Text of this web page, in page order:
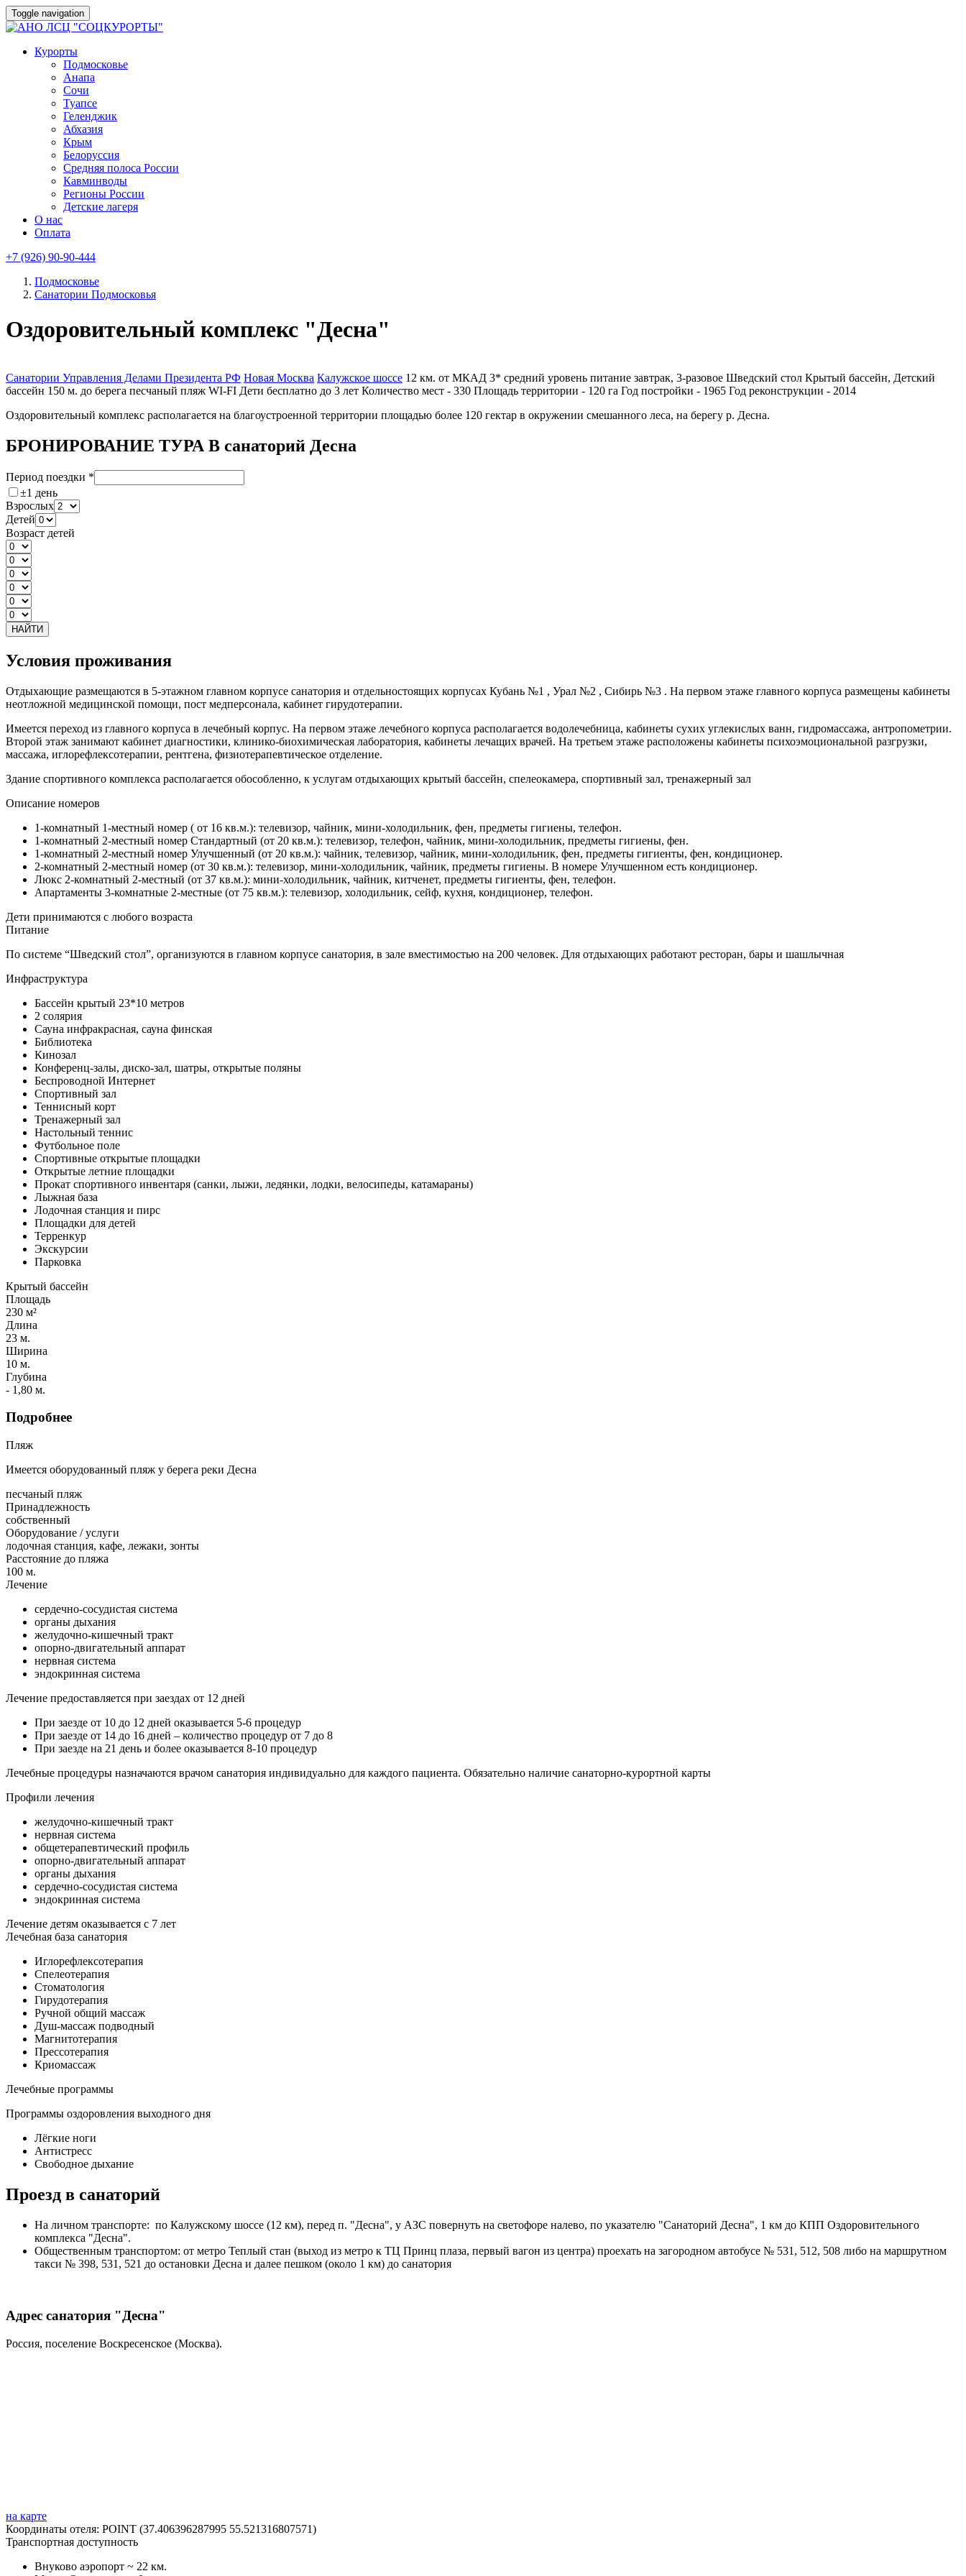
Toggle navigation
Курорты
Подмосковье
Анапа
Сочи
Туапсе
Геленджик
Абхазия
Крым
Белоруссия
Средняя полоса России
Кавминводы
Регионы России
Детские лагеря
О нас
Оплата
+7 (926) 90-90-444
Подмосковье
Санатории Подмосковья
Оздоровительный комплекс "Десна"
Санатории Управления Делами Президента РФ Новая Москва Калужское шоссе 12 км. от МКАД 3* средний уровень питание завтрак, 3-разовое Шведский стол Крытый бассейн, Детский
бассейн 150 м. до берега песчаный пляж WI-FI Дети бесплатно до 3 лет Количество мест - 330 Площадь территории - 120 га Год постройки - 1965 Год реконструкции - 2014
Оздоровительный комплекс располагается на благоустроенной территории площадью более 120 гектар в окружении смешанного леса, на берегу р. Десна.
БРОНИРОВАНИЕ ТУРА В санаторий Десна
Период поездки *
±1 день
Взрослых
Детей
Возраст детей
НАЙТИ
Условия проживания
Отдыхающие размещаются в 5-этажном главном корпусе санатория и отдельностоящих корпусах Кубань №1 , Урал №2 , Сибирь №3 . На первом этаже главного корпуса размещены кабинеты
неотложной медицинской помощи, пост медперсонала, кабинет гирудотерапии.
Имеется переход из главного корпуса в лечебный корпус. На первом этаже лечебного корпуса располагается водолечебница, кабинеты сухих углекислых ванн, гидромассажа, антропометрии.
Второй этаж занимают кабинет диагностики, клинико-биохимическая лаборатория, кабинеты лечащих врачей. На третьем этаже расположены кабинеты психоэмоциональной разгрузки,
массажа, иглорефлексотерапии, рентгена, физиотерапевтическое отделение.
Здание спортивного комплекса располагается обособленно, к услугам отдыхающих крытый бассейн, спелеокамера, спортивный зал, тренажерный зал
Описание номеров
1-комнатный 1-местный номер ( от 16 кв.м.): телевизор, чайник, мини-холодильник, фен, предметы гигиены, телефон.
1-комнатный 2-местный номер Стандартный (от 20 кв.м.): телевизор, телефон, чайник, мини-холодильник, предметы гигиены, фен.
1-комнатный 2-местный номер Улучшенный (от 20 кв.м.): чайник, телевизор, чайник, мини-холодильник, фен, предметы гигиенты, фен, кондиционер.
2-комнатный 2-местный номер (от 30 кв.м.): телевизор, мини-холодильник, чайник, предметы гигиены. В номере Улучшенном есть кондиционер.
Люкс 2-комнатный 2-местный (от 37 кв.м.): мини-холодильник, чайник, китченет, предметы гигиенты, фен, телефон.
Апартаменты 3-комнатные 2-местные (от 75 кв.м.): телевизор, холодильник, сейф, кухня, кондиционер, телефон.
Дети принимаются с любого возраста
Питание
По системе “Шведский стол”, организуются в главном корпусе санатория, в зале вместимостью на 200 человек. Для отдыхающих работают ресторан, бары и шашлычная
Инфраструктура
Бассейн крытый 23*10 метров
2 солярия
Сауна инфракрасная, сауна финская
Библиотека
Кинозал
Конференц-залы, диско-зал, шатры, открытые поляны
Беспроводной Интернет
Спортивный зал
Теннисный корт
Тренажерный зал
Настольный теннис
Футбольное поле
Спортивные открытые площадки
Открытые летние площадки
Прокат спортивного инвентаря (санки, лыжи, ледянки, лодки, велосипеды, катамараны)
Лыжная база
Лодочная станция и пирс
Площадки для детей
Терренкур
Экскурсии
Парковка
Крытый бассейн
Площадь
230 м²
Длина
23 м.
Ширина
10 м.
Глубина
- 1,80 м.
Подробнее
Пляж
Имеется оборудованный пляж у берега реки Десна
песчаный пляж
Принадлежность
собственный
Оборудование / услуги
лодочная станция, кафе, лежаки, зонты
Расстояние до пляжа
100 м.
Лечение
сердечно-сосудистая система
органы дыхания
желудочно-кишечный тракт
опорно-двигательный аппарат
нервная система
эндокринная система
Лечение предоставляется при заездах от 12 дней
При заезде от 10 до 12 дней оказывается 5-6 процедур
При заезде от 14 до 16 дней – количество процедур от 7 до 8
При заезде на 21 день и более оказывается 8-10 процедур
Лечебные процедуры назначаются врачом санатория индивидуально для каждого пациента. Обязательно наличие санаторно-курортной карты
Профили лечения
желудочно-кишечный тракт
нервная система
общетерапевтический профиль
опорно-двигательный аппарат
органы дыхания
сердечно-сосудистая система
эндокринная система
Лечение детям оказывается с 7 лет
Лечебная база санатория
Иглорефлексотерапия
Спелеотерапия
Стоматология
Гирудотерапия
Ручной общий массаж
Душ-массаж подводный
Магнитотерапия
Прессотерапия
Криомассаж
Лечебные программы
Программы оздоровления выходного дня
Лёгкие ноги
Антистресс
Свободное дыхание
Проезд в санаторий
На личном транспорте: по Калужскому шоссе (12 км), перед п. "Десна", у АЗС повернуть на светофоре налево, по указателю "Санаторий Десна", 1 км до КПП Оздоровительного
комплекса "Десна".
Общественным транспортом: от метро Теплый стан (выход из метро к ТЦ Принц плаза, первый вагон из центра) проехать на загородном автобусе № 531, 512, 508 либо на маршрутном
такси № 398, 531, 521 до остановки Десна и далее пешком (около 1 км) до санатория
Адрес санатория "Десна"
Россия, поселение Воскресенское (Москва).
на карте
Координаты отеля: POINT (37.406396287995 55.521316807571)
Транспортная доступность
Внуково аэропорт ~ 22 км.